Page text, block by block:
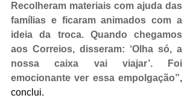
Recolheram materiais com ajuda das
famílias e ficaram animados com a
ideia da troca. Quando chegamos
aos Correios, disseram: ‘Olha só, a
nossa caixa vai viajar’. Foi
emocionante ver essa empolgação”,
conclui.